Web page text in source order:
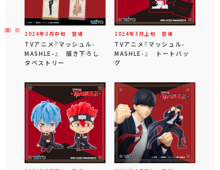
2024年3 月中旬 登場
TVアニメ『マッシュル-
MASHLE-』 描き下ろし
タペストリー
2024年3 月 上旬 登場
TVアニメ『マッシュル-
MASHLE-』 トートバッ
グ